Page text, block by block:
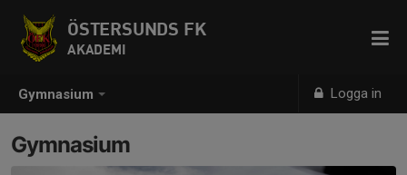
Gymnasium Logga in
ÖSTERSUNDS FK
AKADEMI
Gymnasium